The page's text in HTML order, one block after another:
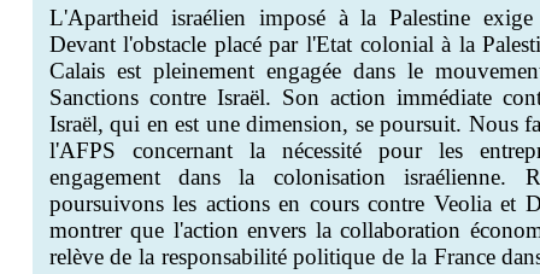
L'Apartheid israélien imposé à la Palestine
Devant l'obstacle placé par l'Etatcolonial à la
Calais est pleinement engagée dans le
Sanctions contre Israël. Son action immédiate
Israël, qui en est une dimension, se poursuit. Nous
l'AFPS concernant la nécessité pour les
engagement dans la colonisation israélienne.
poursuivons les actions en cours contre Veolia et
montrer que l'action envers la collaboration
relève de la responsabilité politique de la France